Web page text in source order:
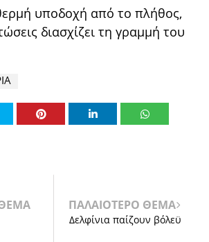
υποδοχή από το πλήθος,
διασχίζει τη γραμμή του
ΠΑΛΑΙΟΤΕΡΟ ΘΕΜΑ
Δελφίνια παίζουν βόλεϋ